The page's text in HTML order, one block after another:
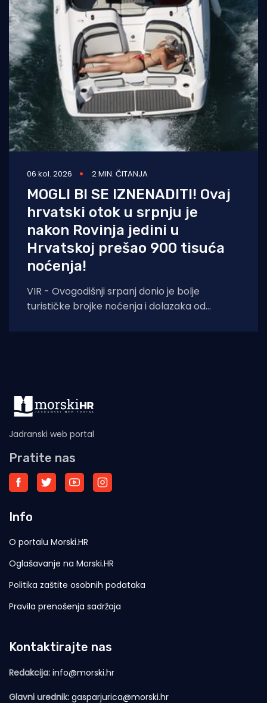
06 kol. 2026 2 MIN. ČITANJA
MOGLI BI SE IZNENADITI! Ovaj
hrvatski otok u srpnju je
nakon Rovinja jedini u
Hrvatskoj prešao 900 tisuća
noćenja!
VIR - Ovogodišnji srpanj donio je bolje
turističke brojke noćenja i dolazaka od
Jadranski web portal
Pratite nas
Info
O portalu Morski.HR
Oglašavanje na Morski.HR
Politika zaštite osobnih podataka
Pravila prenošenja sadržaja
Kontaktirajte nas
Redakcija: info@morski.hr
Glavni urednik: gasparjurica@morski.hr